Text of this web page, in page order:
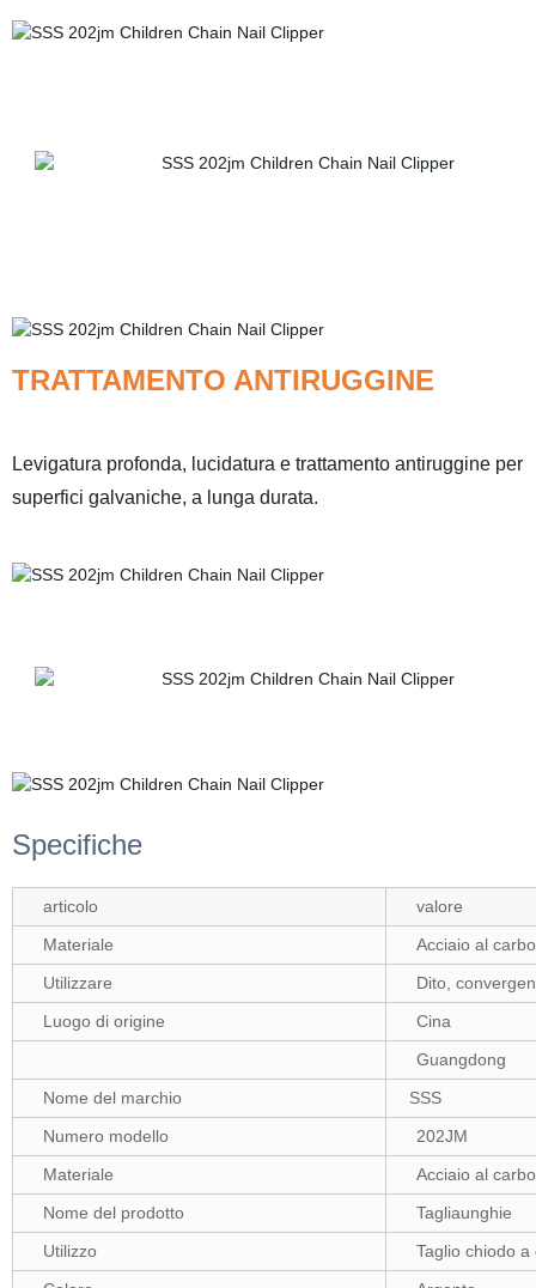
TRATTAMENTO ANTIRUGGINE
Levigatura profonda, lucidatura e trattamento antiruggine per
superfici galvaniche, a lunga durata.
Specifiche
articolo
valore
Materiale
Acciaio al
Utilizzare
Dito,
Luogo di origine
Cina
Guangdong
Nome del marchio
SSS
Numero modello
202JM
Materiale
Acciaio al
Nome del prodotto
Tagliaunghie
Utilizzo
Taglio chiodo